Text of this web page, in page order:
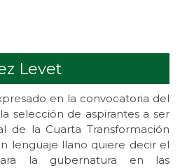
Levet
en la convocatoria del
selección de aspirantes a ser
de la Cuarta Transformación
lenguaje llano quiere decir el
la gubernatura en las